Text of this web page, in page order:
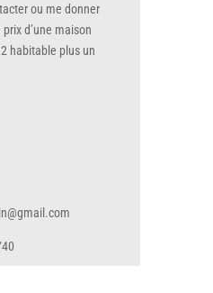
ou me donner
d’une maison
habitable plus un